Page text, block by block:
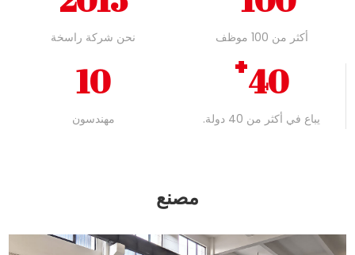
نحن شركة راسخة أكثر من 100 موظف
10
مهندسون
40
+
يباع في أكثر من 40 دولة.
مصنع